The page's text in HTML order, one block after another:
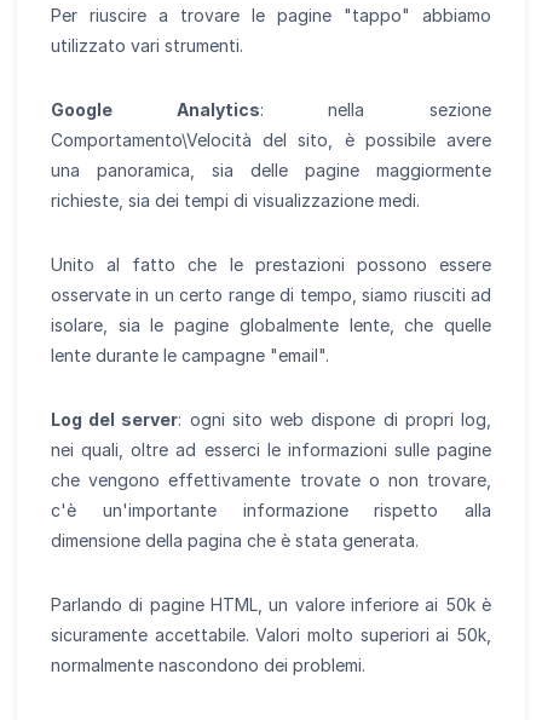
Per riuscire a trovare le pagine "tappo" abbiamo
utilizzato vari strumenti.
Google Analytics: nella sezione
Comportamento\Velocità del sito, è possibile avere
una panoramica, sia delle pagine maggiormente
richieste, sia dei tempi di visualizzazione medi.
Unito al fatto che le prestazioni possono essere
osservate in un certo range di tempo, siamo riusciti ad
isolare, sia le pagine globalmente lente, che quelle
lente durante le campagne "email".
Log del server: ogni sito web dispone di propri log,
nei quali, oltre ad esserci le informazioni sulle pagine
che vengono effettivamente trovate o non trovare,
c'è un'importante informazione rispetto alla
dimensione della pagina che è stata generata.
Parlando di pagine HTML, un valore inferiore ai 50k è
sicuramente accettabile. Valori molto superiori ai 50k,
normalmente nascondono dei problemi.